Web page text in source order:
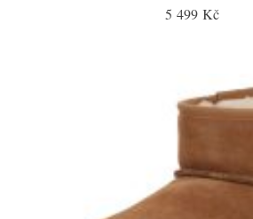
5 499 Kč